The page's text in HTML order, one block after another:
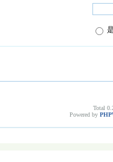
Total
Powered by